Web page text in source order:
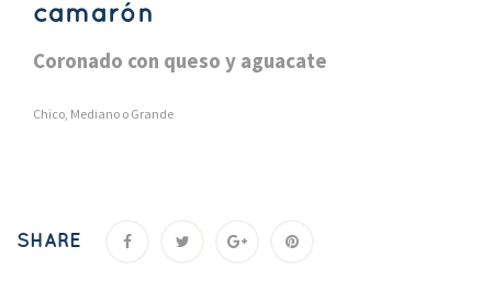
camarón
Coronado con queso y aguacate
Chico, Mediano o Grande
SHARE